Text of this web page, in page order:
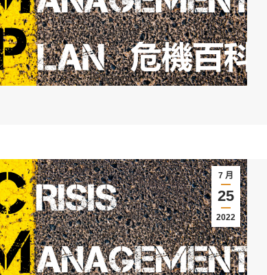
7 月
25
2022